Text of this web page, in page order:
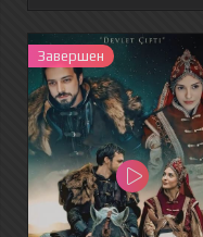
Завершен